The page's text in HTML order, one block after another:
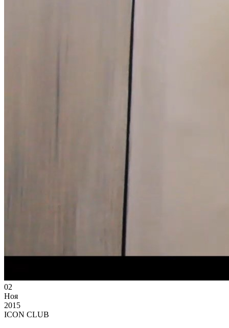
02
Ноя
2015
ICON CLUB